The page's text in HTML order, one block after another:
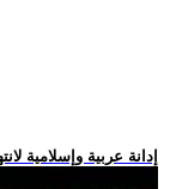
.. إدانة عربية وإسلامية